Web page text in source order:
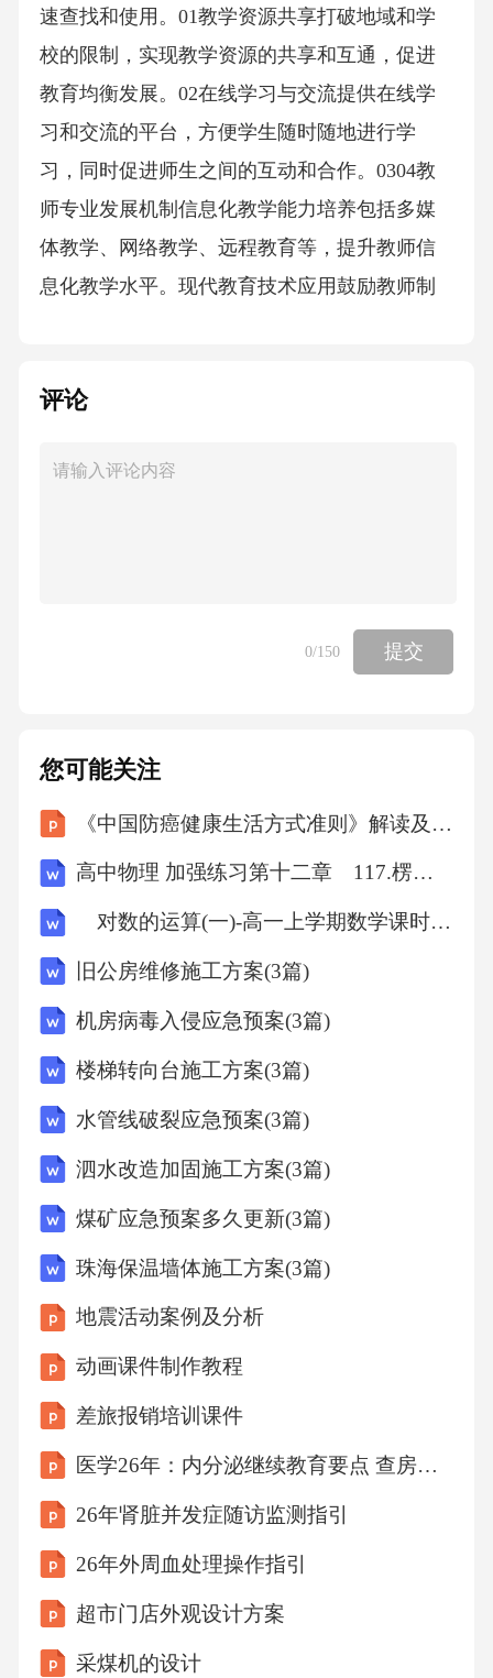
速查找和使用。01教学资源共享打破地域和学
校的限制，实现教学资源的共享和互通，促进
教育均衡发展。02在线学习与交流提供在线学
习和交流的平台，方便学生随时随地进行学
习，同时促进师生之间的互动和合作。0304教
师专业发展机制信息化教学能力培养包括多媒
体教学、网络教学、远程教育等，提升教师信
息化教学水平。现代教育技术应用鼓励教师制
息技术培训，提高其应用能力。信息技术应用
励教师发表学术论文、参加学术会议，分享研
之间的交流与协作。01职称评审与晋升机制建
立科学的职称评审体系，为教师提供晋升通
教师提供进修、培训、交流等机会，帮助其实
现职业发展。职业成长激励政策05教育质量评
估体系知识与技能评估学生的学科知识和专业
综合素质评估学生的沟通能力、团队合作、创
新思维、解决问题的能力等。情感态度与价值
观考察学生的道德品质、公民意识、社会责任
感、学习态度和价值观。身心健康关注学生的
价指标设计过程性数据采集方法课堂观察作业
与作品分析学生自评与互评问卷调查与访谈通
过听课、记录、师生互动等方式，了解教学过
程和学生的学习状态。收集学生的作业、作
品、实验报告等，评估学生的学习进度和水
平。鼓励学生进行自我评估和相互评价，培养
自我反思和批判性思维。定期向学生、教师和
家长发放问卷或进行访谈，收集各方意见和建
较针对性改进激励与引导将评估结果及时反馈
给学生、教师和家长，以便及时调整教学策略
和学习方法。根据评估结果，制定针对性的改
进计划，帮助学生弥补不足，提高学习效果。
建立学生成长档案，追踪学生的长期发展，并
与同类学校或地区进行比较，以评估教育质
评论
0/150 提交
您可能关注
《中国防癌健康生活方式准则》解读及防癌健康知识培训课件
高中物理 加强练习第十二章 117.楞次定律及推论的应用
对数的运算(一)-高一上学期数学课时作业人教版A版（含解析）
旧公房维修施工方案(3篇)
机房病毒入侵应急预案(3篇)
楼梯转向台施工方案(3篇)
水管线破裂应急预案(3篇)
泗水改造加固施工方案(3篇)
煤矿应急预案多久更新(3篇)
珠海保温墙体施工方案(3篇)
地震活动案例及分析
动画课件制作教程
差旅报销培训课件
医学26年：内分泌继续教育要点 查房课件
26年肾脏并发症随访监测指引
26年外周血处理操作指引
超市门店外观设计方案
采煤机的设计